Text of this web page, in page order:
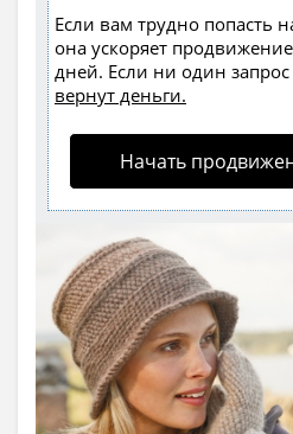
Если вам трудно попасть
она ускоряет
дней. Если ни один запрос
вернут деньги.
Начать